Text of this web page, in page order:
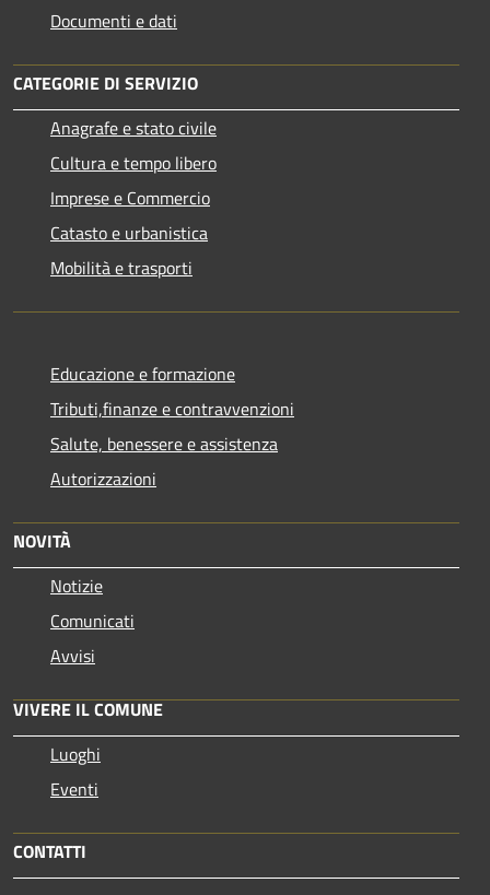
Documenti e dati
CATEGORIE DI SERVIZIO
Anagrafe e stato civile
Cultura e tempo libero
Imprese e Commercio
Catasto e urbanistica
Mobilità e trasporti
Educazione e formazione
Tributi,finanze e contravvenzioni
Salute, benessere e assistenza
Autorizzazioni
NOVITÀ
Notizie
Comunicati
Avvisi
VIVERE IL COMUNE
Luoghi
Eventi
CONTATTI